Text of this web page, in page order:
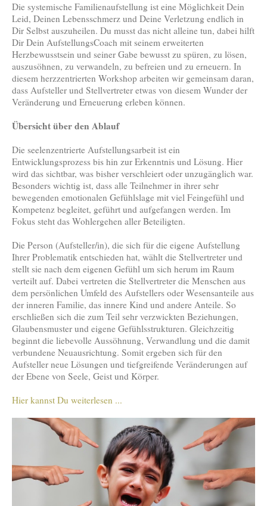
Die systemische Familienaufstellung ist eine Möglichkeit Dein
Leid, Deinen Lebensschmerz und Deine Verletzung endlich in
Dir Selbst auszuheilen. Du musst das nicht alleine tun, dabei hilft
Dir Dein AufstellungsCoach mit seinem erweiterten
Herzbewusstsein und seiner Gabe bewusst zu spüren, zu lösen,
auszusöhnen, zu verwandeln, zu befreien und zu erneuern. In
diesem herzzentrierten Workshop arbeiten wir gemeinsam daran,
dass Aufsteller und Stellvertreter etwas von diesem Wunder der
Veränderung und Erneuerung erleben können.
Übersicht über den Ablauf
Die seelenzentrierte Aufstellungsarbeit ist ein
Entwicklungsprozess bis hin zur Erkenntnis und Lösung. Hier
wird das sichtbar, was bisher verschleiert oder unzugänglich war.
Besonders wichtig ist, dass alle Teilnehmer in ihrer sehr
bewegenden emotionalen Gefühlslage mit viel Feingefühl und
Kompetenz begleitet, geführt und aufgefangen werden. Im
Fokus steht das Wohlergehen aller Beteiligten.
Die Person (Aufsteller/in), die sich für die eigene Aufstellung
Ihrer Problematik entschieden hat, wählt die Stellvertreter und
stellt sie nach dem eigenen Gefühl um sich herum im Raum
verteilt auf. Dabei vertreten die Stellvertreter die Menschen aus
dem persönlichen Umfeld des Aufstellers oder Wesensanteile aus
der inneren Familie, das innere Kind und andere Anteile. So
erschließen sich die zum Teil sehr verzwickten Beziehungen,
Glaubensmuster und eigene Gefühlsstrukturen. Gleichzeitig
beginnt die liebevolle Aussöhnung, Verwandlung und die damit
verbundene Neuausrichtung. Somit ergeben sich für den
Aufsteller neue Lösungen und tiefgreifende Veränderungen auf
der Ebene von Seele, Geist und Körper.
Hier kannst Du weiterlesen ...